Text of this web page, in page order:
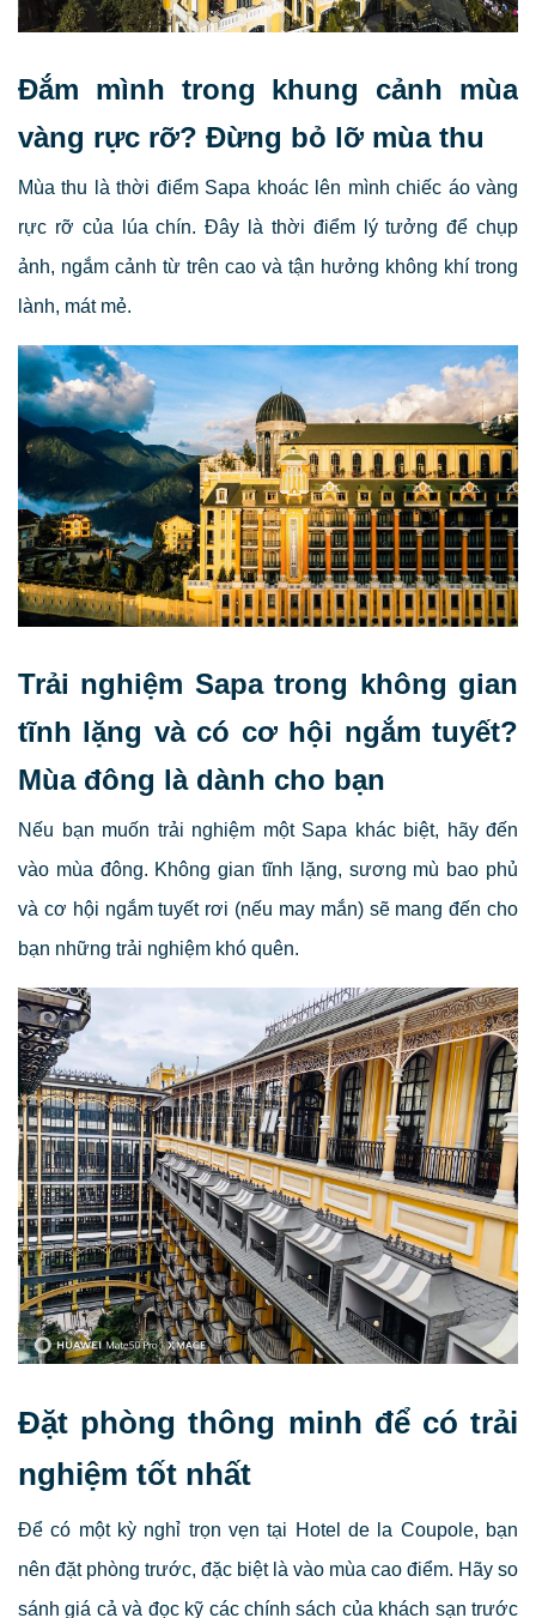
Đắm mình trong khung cảnh mùa
vàng rực rỡ? Đừng bỏ lỡ mùa thu
Mùa thu là thời điểm Sapa khoác lên mình chiếc áo vàng
rực rỡ của lúa chín. Đây là thời điểm lý tưởng để chụp
ảnh, ngắm cảnh từ trên cao và tận hưởng không khí trong
lành, mát mẻ.
Trải nghiệm Sapa trong không gian
tĩnh lặng và có cơ hội ngắm tuyết?
Mùa đông là dành cho bạn
Nếu bạn muốn trải nghiệm một Sapa khác biệt, hãy đến
vào mùa đông. Không gian tĩnh lặng, sương mù bao phủ
và cơ hội ngắm tuyết rơi (nếu may mắn) sẽ mang đến cho
bạn những trải nghiệm khó quên.
Đặt phòng thông minh để có trải
nghiệm tốt nhất
Để có một kỳ nghỉ trọn vẹn tại Hotel de la Coupole, bạn
nên đặt phòng trước, đặc biệt là vào mùa cao điểm. Hãy so
sánh giá cả và đọc kỹ các chính sách của khách sạn trước